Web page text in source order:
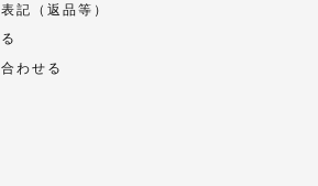
記（返品等）
わせる